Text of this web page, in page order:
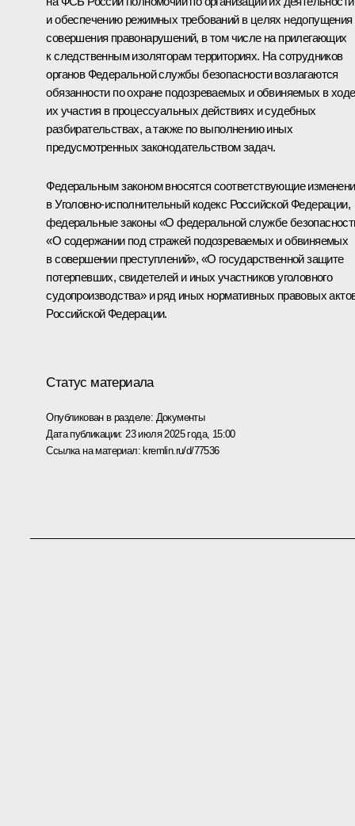
и обеспечению режимных требований в целях недопущения
совершения правонарушений, в том числе на прилегающих
к следственным изоляторам территориях. На сотрудников
органов Федеральной службы безопасности возлагаются
обязанности по охране подозреваемых и обвиняемых в ходе
их участия в процессуальных действиях и судебных
разбирательствах, а также по выполнению иных
предусмотренных законодательством задач.
Федеральным законом вносятся соответствующие
в Уголовно-исполнительный кодекс Российской Федерации,
федеральные законы «О федеральной службе
«О содержании под стражей подозреваемых и обвиняемых
в совершении преступлений», «О государственной защите
потерпевших, свидетелей и иных участников уголовного
судопроизводства» и ряд иных нормативных правовых
Российской Федерации.
Статус материала
Опубликован в разделе: Документы
Дата публикации: 23 июля 2025 года, 15:00
Ссылка на материал: kremlin.ru/d/77536